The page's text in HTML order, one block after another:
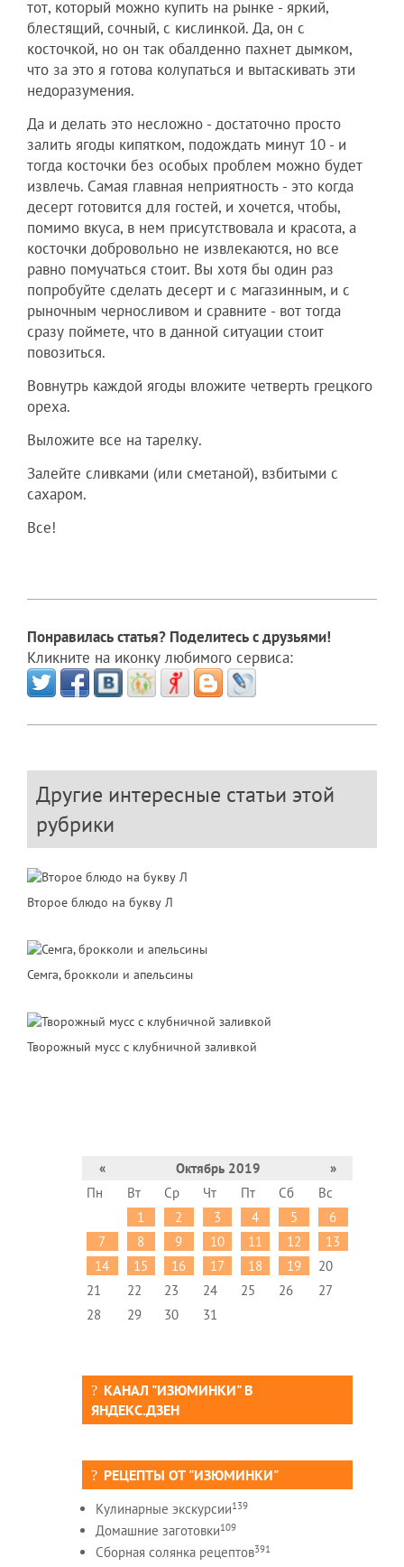
тот, который можно купить на рынке - яркий,
блестящий, сочный, с кислинкой. Да, он с
косточкой, но он так обалденно пахнет дымком,
что за это я готова колупаться и вытаскивать эти
недоразумения.
Да и делать это несложно - достаточно просто
залить ягоды кипятком, подождать минут 10 - и
тогда косточки без особых проблем можно будет
извлечь. Самая главная неприятность - это когда
десерт готовится для гостей, и хочется, чтобы,
помимо вкуса, в нем присутствовала и красота, а
косточки добровольно не извлекаются, но все
равно помучаться стоит. Вы хотя бы один раз
попробуйте сделать десерт и с магазинным, и с
рыночным черносливом и сравните - вот тогда
сразу поймете, что в данной ситуации стоит
повозиться.
Вовнутрь каждой ягоды вложите четверть грецкого
ореха.
Выложите все на тарелку.
Залейте сливками (или сметаной), взбитыми с
сахаром.
Все!
Понравилась статья? Поделитесь с друзьями!
Кликните на иконку любимого сервиса:
Другие интересные статьи этой
рубрики
Второе блюдо на букву Л
Семга, брокколи и апельсины
Творожный мусс с клубничной заливкой
« Октябрь 2019
»
Пн
Вт Ср Чт Пт Сб
Вс
1
2 3 4 5
6
7
8 9 10 11 12
13
14
15 16 17 18 19
20
21
22 23 24 25 26
27
28
29 30 31
КАНАЛ "ИЗЮМИНКИ" В
ЯНДЕКС.ДЗЕН
РЕЦЕПТЫ ОТ "ИЗЮМИНКИ"
Кулинарные экскурсии139
Домашние заготовки109
Сборная солянка рецептов391